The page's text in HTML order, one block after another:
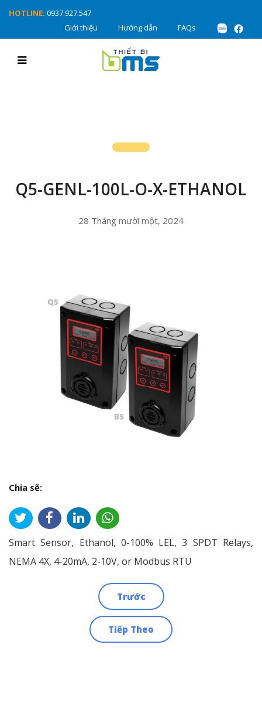
HOTLINE: 0937.927.547
Giới thiệu
Hướng dẫn FAQs
Q5-GENL-100L-O-X-ETHANOL
28 Tháng mười một, 2024
Chia sẽ:
Smart Sensor, Ethanol, 0-100% LEL, 3 SPDT Relays,
NEMA 4X, 4-20mA, 2-10V, or Modbus RTU
Trước
Tiếp Theo